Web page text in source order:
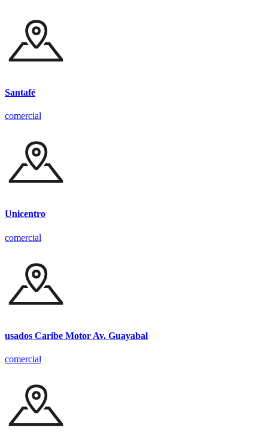
Santafé
comercial
Unicentro
comercial
usados Caribe Motor Av. Guayabal
comercial